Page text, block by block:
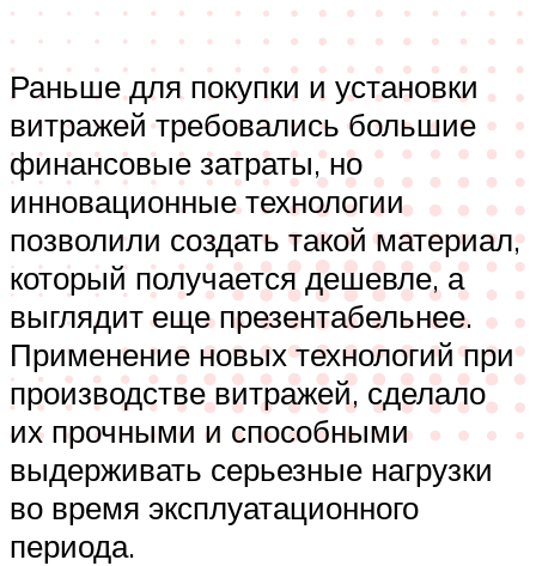
Раньше для покупки и установки
витражей требовались большие
финансовые затраты, но
инновационные технологии
позволили создать такой материал,
который получается дешевле, а
выглядит еще презентабельнее.
Применение новых технологий при
производстве витражей, сделало
их прочными и способными
выдерживать серьезные нагрузки
во время эксплуатационного
периода.